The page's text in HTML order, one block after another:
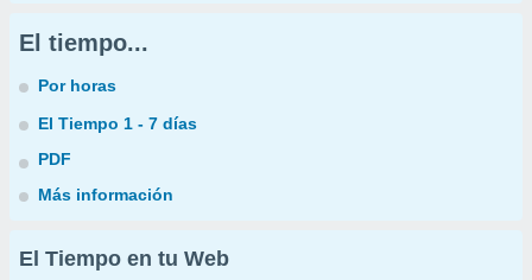
El tiempo...
Por horas
El Tiempo 1 - 7 días
PDF
Más información
El Tiempo en tu Web